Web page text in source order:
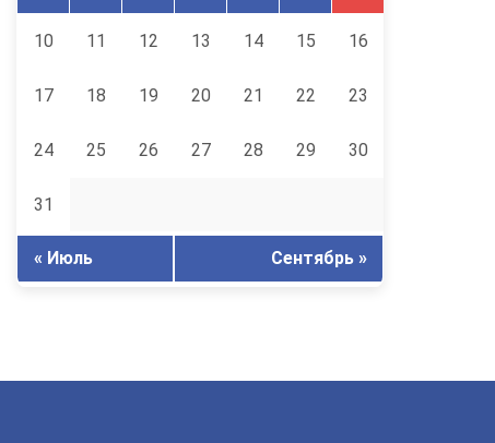
10 11 12 13 14 15 16
17 18 19 20 21 22 23
24 25 26 27 28 29 30
31
« Июль Сентябрь »